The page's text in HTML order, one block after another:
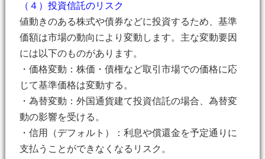
（４）投資信託のリスク
値動きのある株式や債券などに投資するため、基準
価額は市場の動向により変動します。主な変動要因
には以下のものがあります。
・価格変動：株価・債権など取引市場での価格に応
じて基準価格は変動する。
・為替変動：外国通貨建て投資信託の場合、為替変
動の影響を受ける。
・信用（デフォルト）：利息や償還金を予定通りに
支払うことができなくなるリスク。